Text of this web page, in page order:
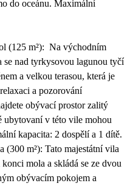
do oceánu. Maximální
(125 m²): Na východním
se nad tyrkysovou lagunou tyčí
a velkou terasou, která je
a pozorování
obývací prostor zalitý
ubytovaní v této vile mohou
kapacita: 2 dospělí a 1 dítě.
m²): Tato majestátní vila
mola a skládá se ze dvou
obývacím pokojem a